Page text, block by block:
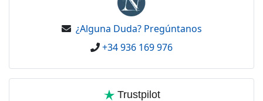
¿Alguna Duda? Pregúntanos
+34 936 169 976
Trustpilot